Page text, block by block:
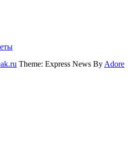
Theme: Express News By Adore